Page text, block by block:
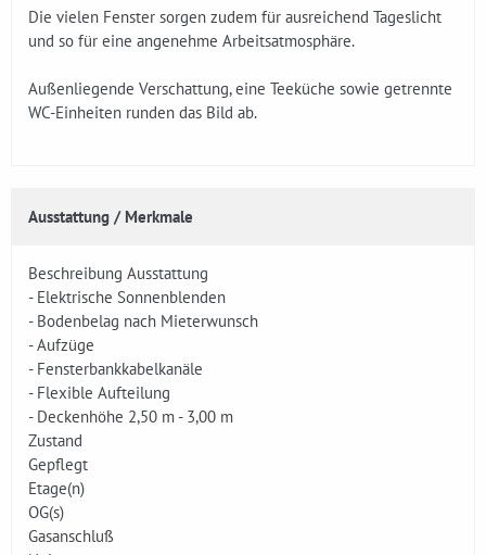
Die vielen Fenster sorgen zudem für ausreichend Tageslicht
und so für eine angenehme Arbeitsatmosphäre.
Außenliegende Verschattung, eine Teeküche sowie getrennte
WC-Einheiten runden das Bild ab.
Ausstattung / Merkmale
Beschreibung Ausstattung
- Elektrische Sonnenblenden
- Bodenbelag nach Mieterwunsch
- Aufzüge
- Fensterbankkabelkanäle
- Flexible Aufteilung
- Deckenhöhe 2,50 m - 3,00 m
Zustand
Gepflegt
Etage(n)
OG(s)
Gasanschluß